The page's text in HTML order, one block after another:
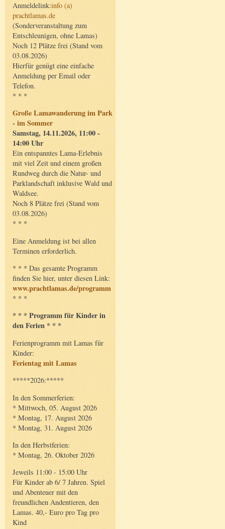
Anmeldelink:info (a)
prachtlamas.de
(Sonderveranstaltung zum
Entschleunigen, ohne Lamas)
Noch 12 Plätze frei (Stand vom
03.08.2026)
Hierfür genügt eine einfache
Anmeldung per Email oder
Telefon.
* * *
Große Lamawanderung im Park
- im Sommer
Samstag, 14.11.2026, 11:00 -
14:00 Uhr
Ein entspanntes Lama-Erlebnis
mit viel Zeit und einem großen
Rundweg durch die Natur- und
Parklandschaft inklusive Wald und
Waldsee.
Noch 8 Plätze frei (Stand vom
03.08.2026)
* * *
Eine Anmeldung ist bei allen
Terminen erforderlich.
* * * Das gesamte Programm
finden Sie hier, unter diesen Link:
www.prachtlamas.de/programm
* * *
* * * Programm für Kinder in
den Ferien * * *
Ferienprogramm mit Lamas für
Kinder:
Ferientag mit Lamas
*****2026:*****
In den Sommerferien:
* Mittwoch, 05. August 2026
* Montag, 17. August 2026
* Montag, 31. August 2026
In den Herbstferien:
* Montag, 26. Oktober 2026
Jeweils 11:00 - 15:00 Uhr
Für Kinder ab 6/ 7 Jahren. Spiel
und Abenteuer mit den
freundlichen Andentieren, den
Lamas. 40,- Euro pro Tag pro
Kind